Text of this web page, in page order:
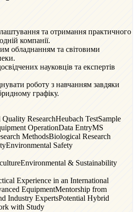
та отримання практичного
компанії.
обладнанням та світовими
науковців та експертів
роботу з навчанням завдяки
графіку.
Quality ResearchHeubach TestSample
OperationData EntryMS
MethodsBiological Research
Environmental Safety
Environmental & Sustainability
Experience in an International
EquipmentMentorship from
Industry ExpertsPotential Hybrid
with Study